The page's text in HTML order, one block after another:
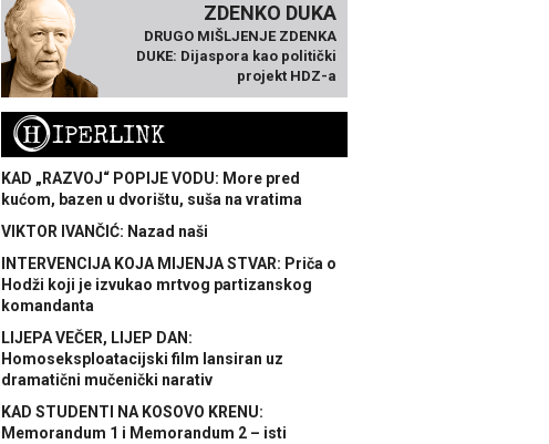
ZDENKO DUKA
DRUGO MIŠLJENJE ZDENKA
DUKE: Dijaspora kao politički
projekt HDZ-a
HIPERLINK
KAD „RAZVOJ“ POPIJE VODU: More pred
kućom, bazen u dvorištu, suša na vratima
VIKTOR IVANČIĆ: Nazad naši
INTERVENCIJA KOJA MIJENJA STVAR: Priča o
Hodži koji je izvukao mrtvog partizanskog
komandanta
LIJEPA VEČER, LIJEP DAN:
Homoseksploatacijski film lansiran uz
dramatični mučenički narativ
KAD STUDENTI NA KOSOVO KRENU:
Memorandum 1 i Memorandum 2 – isti